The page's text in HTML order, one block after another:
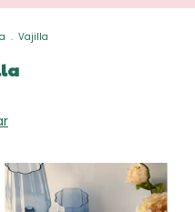
. Vajilla